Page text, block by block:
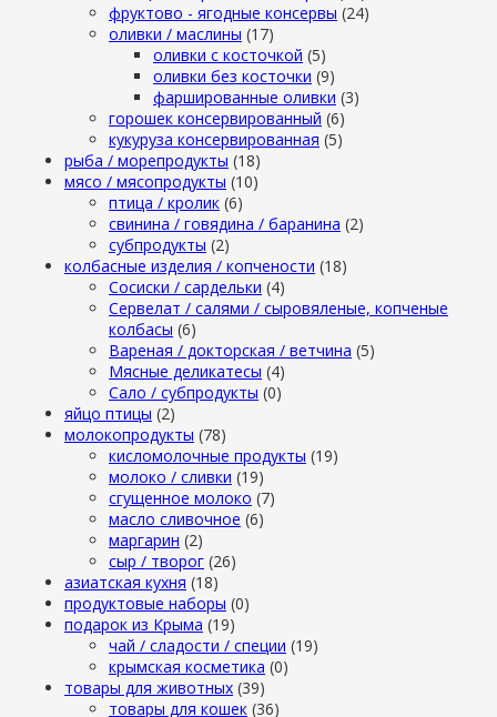
фруктово - ягодные консервы (24)
оливки / маслины (17)
оливки с косточкой (5)
оливки без косточки (9)
фаршированные оливки (3)
горошек консервированный (6)
кукуруза консервированная (5)
рыба / морепродукты (18)
мясо / мясопродукты (10)
птица / кролик (6)
свинина / говядина / баранина (2)
субпродукты (2)
колбасные изделия / копчености (18)
Сосиски / сардельки (4)
Сервелат / салями / сыровяленые, копченые
колбасы (6)
Вареная / докторская / ветчина (5)
Мясные деликатесы (4)
Сало / субпродукты (0)
яйцо птицы (2)
молокопродукты (78)
кисломолочные продукты (19)
молоко / сливки (19)
сгущенное молоко (7)
масло сливочное (6)
маргарин (2)
сыр / творог (26)
азиатская кухня (18)
продуктовые наборы (0)
подарок из Крыма (19)
чай / сладости / специи (19)
крымская косметика (0)
товары для животных (39)
товары для кошек (36)